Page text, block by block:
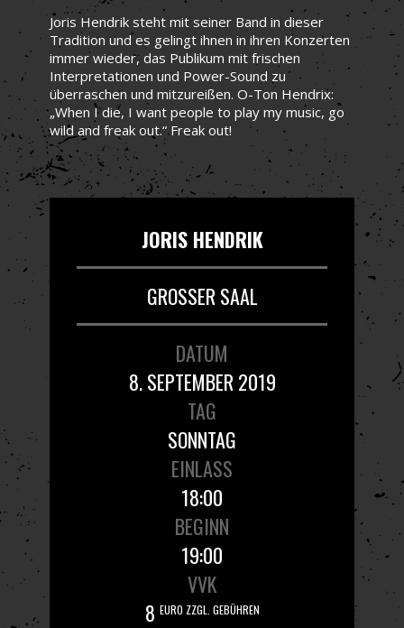
Joris Hendrik steht mit seiner Band in dieser
Tradition und es gelingt ihnen in ihren Konzerten
immer wieder, das Publikum mit frischen
Interpretationen und Power-Sound zu
überraschen und mitzureißen. O-Ton Hendrix:
„When I die, I want people to play my music, go
wild and freak out.“ Freak out!
JORIS HENDRIK
GROSSER SAAL
DATUM
8. SEPTEMBER 2019
TAG
SONNTAG
EINLASS
18:00
BEGINN
19:00
VVK
8 EURO ZZGL. GEBÜHREN